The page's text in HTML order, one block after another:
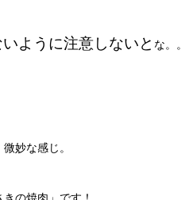
ように注意しないと な。。
妙な感じ。